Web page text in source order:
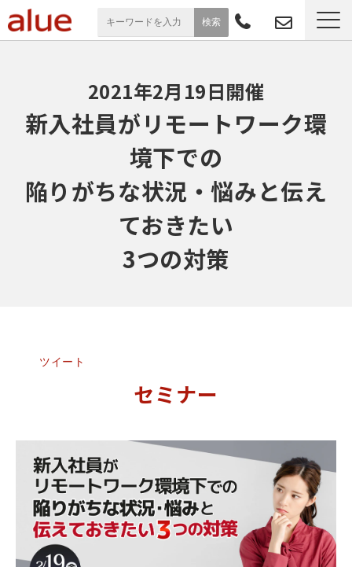
お役立ち情報
セミナー
よくあるご質問
2021年2月19日開催
新入社員がリモートワーク環
境下での
陥りがちな状況・悩みと伝え
ておきたい
3つの対策
ツイート
セミナー